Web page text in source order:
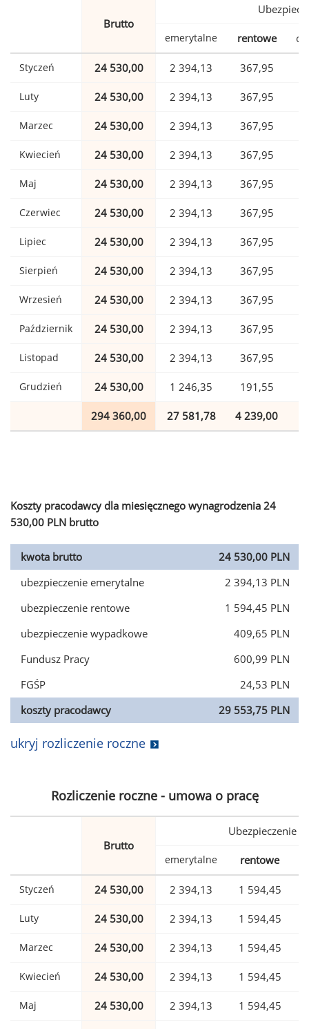
Brutto
emerytalne rentowe
Styczeń 24 530,00 2 394,13 367,95
Luty 24 530,00 2 394,13 367,95
Marzec 24 530,00 2 394,13 367,95
Kwiecień 24 530,00 2 394,13 367,95
Maj 24 530,00 2 394,13 367,95
Czerwiec 24 530,00 2 394,13 367,95
Lipiec 24 530,00 2 394,13 367,95
Sierpień 24 530,00 2 394,13 367,95
Wrzesień 24 530,00 2 394,13 367,95
Październik 24 530,00 2 394,13 367,95
Listopad 24 530,00 2 394,13 367,95
Grudzień 24 530,00 1 246,35 191,55
294 360,00 27 581,78 4 239,00
Koszty pracodawcy dla miesięcznego wynagrodzenia 24
530,00 PLN brutto
kwota brutto
24 530,00 PLN
ubezpieczenie emerytalne
2 394,13 PLN
ubezpieczenie rentowe
1 594,45 PLN
ubezpieczenie wypadkowe
409,65 PLN
Fundusz Pracy
600,99 PLN
FGŚP
24,53 PLN
koszty pracodawcy
29 553,75 PLN
ukryj rozliczenie roczne
Rozliczenie roczne - umowa o pracę
Brutto
Ubezpieczenie
emerytalne rentowe
Styczeń 24 530,00 2 394,13 1 594,45
Luty 24 530,00 2 394,13 1 594,45
Marzec 24 530,00 2 394,13 1 594,45
Kwiecień 24 530,00 2 394,13 1 594,45
Maj 24 530,00 2 394,13 1 594,45